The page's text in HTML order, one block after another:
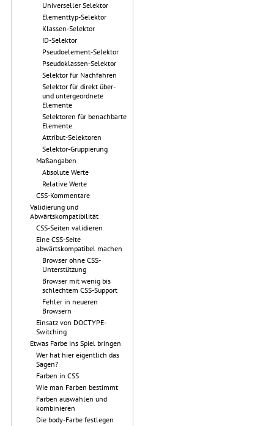
Universeller Selektor
Elementtyp-Selektor
Klassen-Selektor
ID-Selektor
Pseudoelement-Selektor
Pseudoklassen-Selektor
Selektor für Nachfahren
Selektor für direkt über-
und untergeordnete
Elemente
Selektoren für benachbarte
Elemente
Attribut-Selektoren
Selektor-Gruppierung
Maßangaben
Absolute Werte
Relative Werte
CSS-Kommentare
Validierung und
Abwärtskompatibilität
CSS-Seiten validieren
Eine CSS-Seite
abwärtskompatibel machen
Browser ohne CSS-
Unterstützung
Browser mit wenig bis
schlechtem CSS-Support
Fehler in neueren
Browsern
Einsatz von DOCTYPE-
Switching
Etwas Farbe ins Spiel bringen
Wer hat hier eigentlich das
Sagen?
Farben in CSS
Wie man Farben bestimmt
Farben auswählen und
kombinieren
Die body-Farbe festlegen